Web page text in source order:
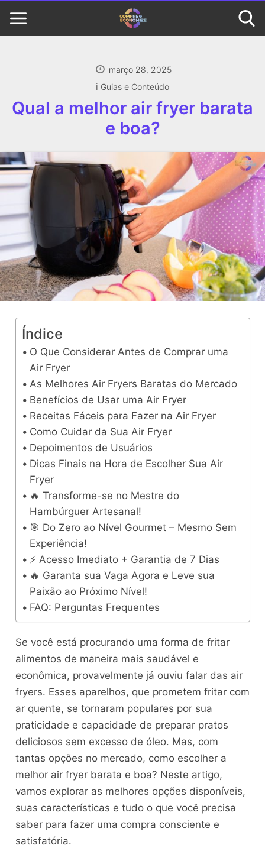
março 28, 2025
ℹ️ Guias e Conteúdo
Qual a melhor air fryer barata
e boa?
Índice
O Que Considerar Antes de Comprar uma
Air Fryer
As Melhores Air Fryers Baratas do Mercado
Benefícios de Usar uma Air Fryer
Receitas Fáceis para Fazer na Air Fryer
Como Cuidar da Sua Air Fryer
Depoimentos de Usuários
Dicas Finais na Hora de Escolher Sua Air
Fryer
🔥 Transforme-se no Mestre do
Hambúrguer Artesanal!
🎯 Do Zero ao Nível Gourmet – Mesmo Sem
Experiência!
⚡ Acesso Imediato + Garantia de 7 Dias
🔥 Garanta sua Vaga Agora e Leve sua
Paixão ao Próximo Nível!
FAQ: Perguntas Frequentes
Se você está procurando uma forma de fritar
alimentos de maneira mais saudável e
econômica, provavelmente já ouviu falar das air
fryers. Esses aparelhos, que prometem fritar com
ar quente, se tornaram populares por sua
praticidade e capacidade de preparar pratos
deliciosos sem excesso de óleo. Mas, com
tantas opções no mercado, como escolher a
melhor air fryer barata e boa? Neste artigo,
vamos explorar as melhores opções disponíveis,
suas características e tudo o que você precisa
saber para fazer uma compra consciente e
satisfatória.